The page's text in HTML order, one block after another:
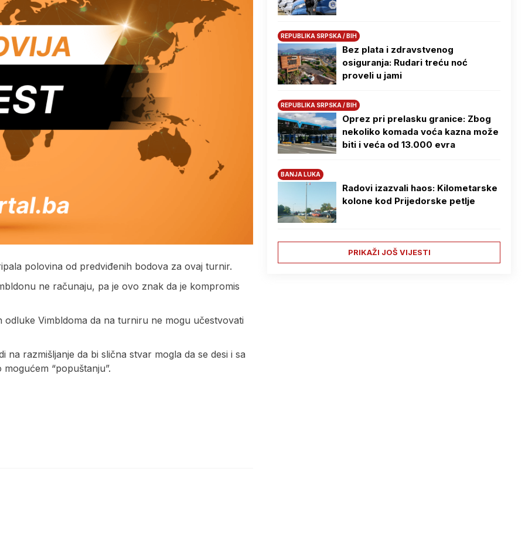
polovina od predviđenih bodova za ovaj turnir.
ne računaju, pa je ovo znak da je kompromis
odluke Vimbldoma da na turniru ne mogu učestvovati
razmišljanje da bi slična stvar mogla da se desi i sa
“popuštanju”.
REPUBLIKA SRPSKA / BIH
Bez plata i zdravstvenog
osiguranja: Rudari treću noć
proveli u jami
REPUBLIKA SRPSKA / BIH
Oprez pri prelasku granice: Zbog
nekoliko komada voća kazna može
biti i veća od 13.000 evra
BANJA LUKA
Radovi izazvali haos: Kilometarske
kolone kod Prijedorske petlje
PRIKAŽI JOŠ VIJESTI